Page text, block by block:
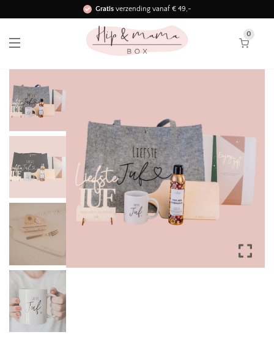
Gratisverzending vanaf € 49,-
Binnen 3 werkdagen in huis!
0